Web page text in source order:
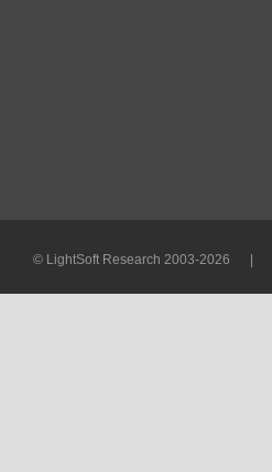
© LightSoft Research 2003-2026